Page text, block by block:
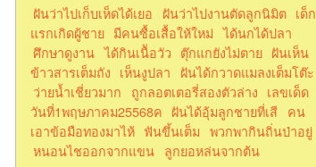
ฝันว่าไปเก็บเห็ดได้เยอ ฝันว่าไปงานตัดลูกนิมิต เด็ก
แรกเกิดผู้ชาย มีคนซื้อเสื้อให้ใหม่ ได้นกได้ปลา
ศึกษาดูงาน ได้กินเนืัอวัว ตุ๊กแกยังไม่ตาย ฝันเห็น
ข้าวสารเต็มถัง เห็นงูปลา
ฝันได้กวาดแมลงเต็มโต๊ะ
ว่ายน้ำเชี่ยวมาก
ถูกลอตเตอรี่สองตัวล่าง เลขเด็ด
วันที่1พฤษภาคม25568ค ฝันได้อุ้มลูกชายที่เสี คน
เอาข้อมือทองมาไห้ ฟันขึ้นเต็ม พวกพากินถิ่นป่าอยู่
หนอนไชออกจากแขน ลูกยอหล่นจากต้น